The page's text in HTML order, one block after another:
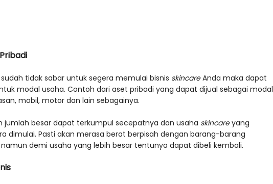
tidak sabar untuk segera memulai bisnis skincareAnda maka dapat
modal usaha. Contoh dari aset pribadi yang dapat dijual sebagai modal
mobil, motor dan lain sebagainya.
jumlah besar dapat terkumpul secepatnya dan usaha skincareyang
dimulai. Pasti akan merasa berat berpisah dengan barang-barang
demi usaha yang lebih besar tentunya dapat dibeli kembali.